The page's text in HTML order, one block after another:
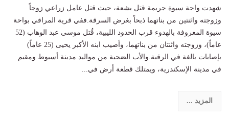
شهدت واحة سيوة جريمة قتل بشعة، حيث قتل عامل زراعي زوجاً
وزوجته واثنتين من بناتهما ذبحاً بغرض السرقة.ففي قرية المراقي بواحة
سيوة المعروفة بالهدوء قرب الحدود الليبية، قُتل موسى عبد الوهاب (52
عاماً)، وزوجته واثنتان من بناتهما، وأصيب ابنه الأكبر يحيى (25 عاماً)
بإصابات بالغة في الرقبة.والأب الضحية من مواليد مدينة أسيوط ومقيم
في مدينة الإسكندرية، ويمتلك قطعة أرض في...
المزيد ...